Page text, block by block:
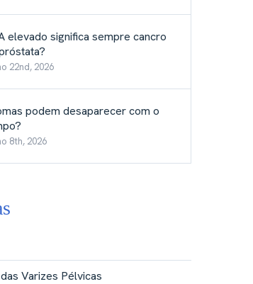
elevado significa sempre cancro
22nd, 2026
podem desaparecer com o
8th, 2026
Varizes Pélvicas